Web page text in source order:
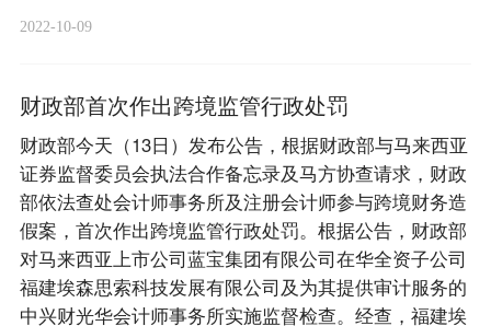
2022-10-09
财政部首次作出跨境监管行政处罚
财政部今天（13日）发布公告，根据财政部与马来西亚
证券监督委员会执法合作备忘录及马方协查请求，财政
部依法查处会计师事务所及注册会计师参与跨境财务造
假案，首次作出跨境监管行政处罚。根据公告，财政部
对马来西亚上市公司蓝宝集团有限公司在华全资子公司
福建埃森思索科技发展有限公司及为其提供审计服务的
中兴财光华会计师事务所实施监督检查。经查，福建埃